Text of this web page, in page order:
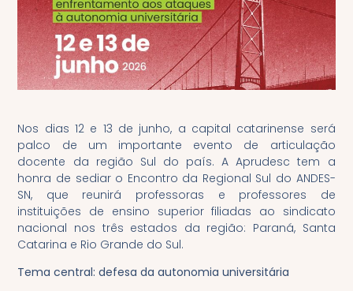
Nos dias 12 e 13 de junho, a capital catarinense será
palco de um importante evento de articulação
docente da região Sul do país. A Aprudesc tem a
honra de sediar o Encontro da Regional Sul do ANDES-
SN, que reunirá professoras e professores de
instituições de ensino superior filiadas ao sindicato
nacional nos três estados da região: Paraná, Santa
Catarina e Rio Grande do Sul.
Tema central: defesa da autonomia universitária